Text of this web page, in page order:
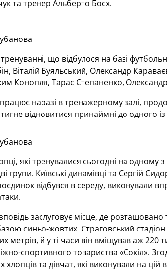
та тренер Альберто Босх.
що відбулося на базі
Віталій Буяльський, Олександр
Конопля, Тарас Степаненко, Олександр
наразі в тренажерному залі,
відновитися принаймні до одного із
які тренувалися сьогодні на одному
групи. Київські динамівці та Сергій
відбувся в середу, виконували
заслуговує місце, де
синьо-жовтих. Страговський
метрів, й у ті часи він вміщував аж 220
спортивного товариства «Сокіл».
хлопців та дівчат, які виконували на